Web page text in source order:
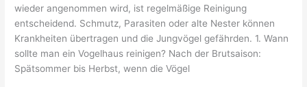
wieder angenommen wird, ist regelmäßige Reinigung
entscheidend. Schmutz, Parasiten oder alte Nester können
Krankheiten übertragen und die Jungvögel gefährden. 1. Wann
sollte man ein Vogelhaus reinigen? Nach der Brutsaison:
Spätsommer bis Herbst, wenn die Vögel